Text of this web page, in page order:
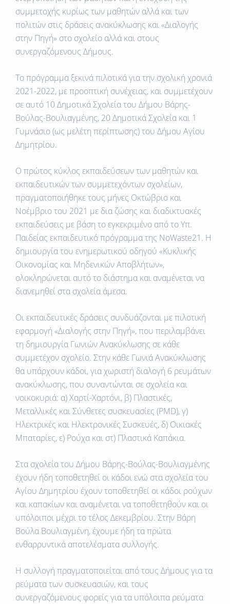
συμμετοχής κυρίως των μαθητών αλλά και των
πολιτών στις δράσεις ανακύκλωσης και «Διαλογής
στην Πηγή» στο σχολείο αλλά και στους
συνεργαζόμενους Δήμους.
Το πρόγραμμα ξεκινά πιλοτικά για την σχολική χρονιά
2021-2022, με προοπτική συνέχειας, και συμμετέχουν
σε αυτό 10 Δημοτικά Σχολεία του Δήμου Βάρης-
Βούλας-Βουλιαγμένης, 20 Δημοτικά Σχολεία και 1
Γυμνάσιο (ως μελέτη περίπτωσης) του Δήμου Αγίου
Δημητρίου.
Ο πρώτος κύκλος εκπαιδεύσεων των μαθητών και
εκπαιδευτικών των συμμετεχόντων σχολείων,
πραγματοποιήθηκε τους μήνες Οκτώβριο και
Νοέμβριο του 2021 με δια ζώσης και διαδικτυακές
εκπαιδεύσεις με βάση το εγκεκριμένο από το Υπ.
Παιδείας εκπαιδευτικό πρόγραμμα της NoWaste21. Η
δημιουργία του ενημερωτικού οδηγού «Κυκλικής
Οικονομίας και Μηδενικών Αποβλήτων»,
ολοκληρώνεται αυτό το διάστημα και αναμένεται να
διανεμηθεί στα σχολεία άμεσα.
Οι εκπαιδευτικές δράσεις συνδυάζονται με πιλοτική
εφαρμογή «Διαλογής στην Πηγή», που περιλαμβάνει
τη δημιουργία Γωνιών Ανακύκλωσης σε κάθε
συμμετέχον σχολείο. Στην κάθε Γωνιά Ανακύκλωσης
θα υπάρχουν κάδοι, για χωριστή διαλογή 6 ρευμάτων
ανακύκλωσης, που συναντώνται σε σχολεία και
νοικοκυριά: α) Χαρτί-Χαρτόνι, β) Πλαστικές,
Μεταλλικές και Σύνθετες συσκευασίες (PMD), γ)
Ηλεκτρικές και Ηλεκτρονικές Συσκευές, δ) Οικιακές
Μπαταρίες, ε) Ρούχα και στ) Πλαστικά Καπάκια.
Στα σχολεία του Δήμου Βάρης-Βούλας-Βουλιαγμένης
έχουν ήδη τοποθετηθεί οι κάδοι ενώ στα σχολεία του
Αγίου Δημητρίου έχουν τοποθετηθεί οι κάδοι ρούχων
και καπακίων και αναμένεται να τοποθετηθούν και οι
υπόλοιποι μέχρι το τέλος Δεκεμβρίου. Στην Βάρη
Βούλα Βουλιαγμένη, έχουμε ήδη τα πρώτα
ενθαρρυντικά αποτελέσματα συλλογής.
Η συλλογή πραγματοποιείται από τους Δήμους για τα
ρεύματα των συσκευασιών, και τους
συνεργαζόμενους φορείς για τα υπόλοιπα ρεύματα